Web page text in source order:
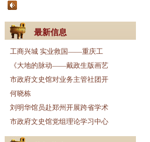
最新信息
工商兴城 实业救国——重庆工
《大地的脉动——戴政生版画艺
市政府文史馆对业务主管社团开
何晓栋
刘明华馆员赴郑州开展跨省学术
市政府文史馆党组理论学习中心